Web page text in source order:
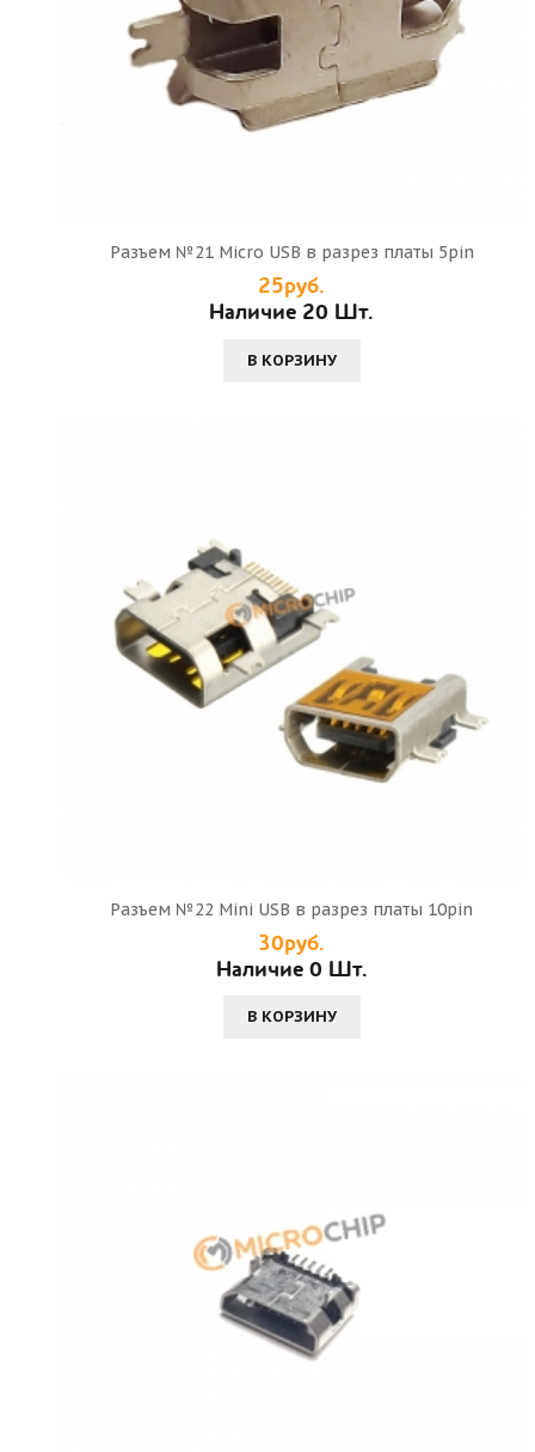
Разъем №21 Micro USB в разрез платы 5pin
25руб.
Наличие 20 Шт.
В КОРЗИНУ
Разъем №22 Mini USB в разрез платы 10pin
30руб.
Наличие 0 Шт.
В КОРЗИНУ